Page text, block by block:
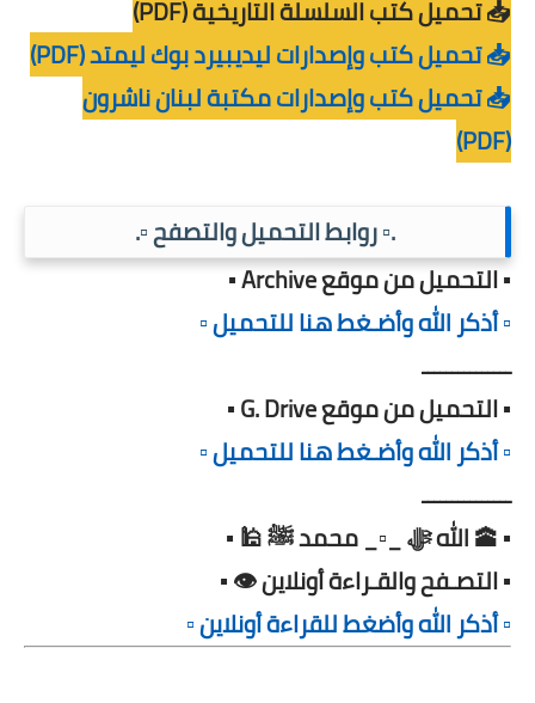
📥 تحميل كتب السلسلة التاريخية (PDF)
📥 تحميل كتب وإصدارات ليديبيرد بوك ليمتد (PDF)
📥 تحميل كتب وإصدارات مكتبة لبنان ناشرون
(PDF)
.▫️ روابط التحميل والتصفح ▫️.
▪️ التحميل من موقع Archive ▪️
▫️ أذكر الله وأضـغط هنا للتحميل ▫️
ـــــــــــــــ
▪️ التحميل من موقع G. Drive ▪️
▫️ أذكر الله وأضـغط هنا للتحميل ▫️
ـــــــــــــــ
▪️ 🕋 الله ﷻ _▫️_ محمد ﷺ 🕌 ▪️
▪️ التصـفح والقـراءة أونلاين 👁️ ▪️
▫️ أذكر الله وأضغط للقراءة أونلاين ▫️